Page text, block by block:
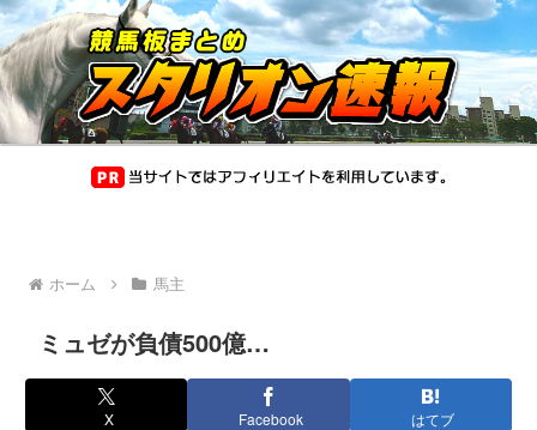
ホーム 馬主
ミュゼが負債500億…
X Facebook はてブ